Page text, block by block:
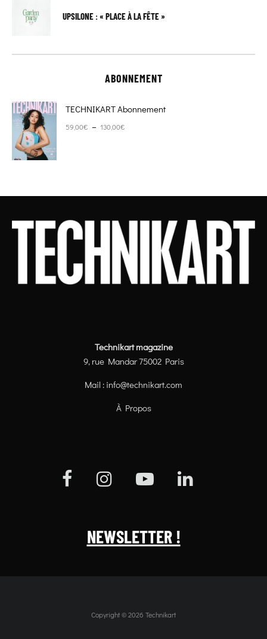
UPSILONE : « PLACE À LA FÊTE »
ABONNEMENT
TECHNIKART Abonnement
59,00€ – 130,00€
Technikart magazine
9, rue Mandar 75002 Paris
Mail : info@technikart.com
À Propos
NEWSLETTER !
Copyright © 2026 Technikart